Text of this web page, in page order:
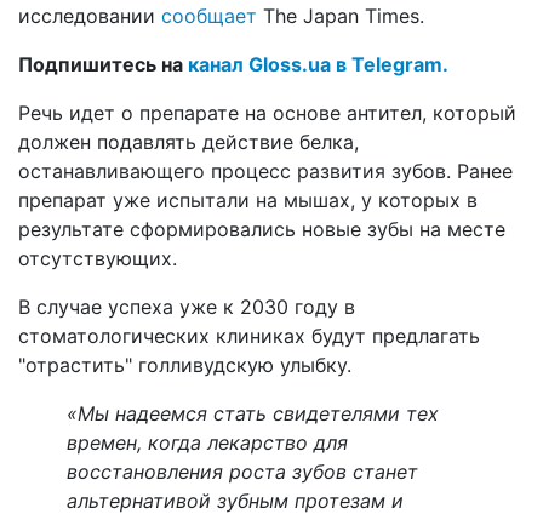
исследовании сообщает The Japan Times.
Подпишитесь на канал Gloss.ua в Telegram.
Речь идет о препарате на основе антител, который
должен подавлять действие белка,
останавливающего процесс развития зубов. Ранее
препарат уже испытали на мышах, у которых в
результате сформировались новые зубы на месте
отсутствующих.
В случае успеха уже к 2030 году в
стоматологических клиниках будут предлагать
"отрастить" голливудскую улыбку.
«Мы надеемся стать свидетелями тех
времен, когда лекарство для
восстановления роста зубов станет
альтернативой зубным протезам и